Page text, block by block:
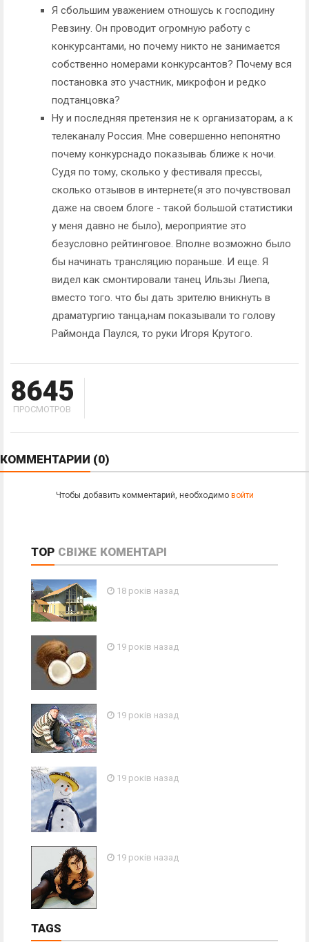
Я сбольшим уважением отношусь к господину
Ревзину. Он проводит огромную работу с
конкурсантами, но почему никто не занимается
собственно номерами конкурсантов? Почему вся
постановка это участник, микрофон и редко
подтанцовка?
Ну и последняя претензия не к организаторам, а к
телеканалу Россия. Мне совершенно непонятно
почему конкурснадо показываь ближе к ночи.
Судя по тому, сколько у фестиваля прессы,
сколько отзывов в интернете(я это почувствовал
даже на своем блоге - такой большой статистики
у меня давно не было), мероприятие это
безусловно рейтинговое. Вполне возможно было
бы начинать трансляцию пораньше. И еще. Я
видел как смонтировали танец Ильзы Лиепа,
вместо того. что бы дать зрителю вникнуть в
драматургию танца,нам показывали то голову
Раймонда Паулся, то руки Игоря Крутого.
8645
ПРОСМОТРОВ
КОММЕНТАРИИ (0)
Чтобы добавить комментарий, необходимо войти
TOP СВІЖЕ КОМЕНТАРІ
18 років назад
19 років назад
19 років назад
19 років назад
19 років назад
TAGS